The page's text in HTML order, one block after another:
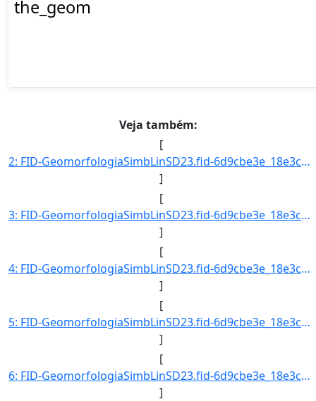
the_geom
Veja também:
[
2: FID-GeomorfologiaSimbLinSD23.fid-6d9cbe3e_18e3cb6078c_-6864-Folha-SD23-Codigo_Grupo_Genese-4-Nome_Gr]
]
[
3: FID-GeomorfologiaSimbLinSD23.fid-6d9cbe3e_18e3cb6078c_-6863-Folha-SD23-Codigo_Grupo_Genese-4-Nome_Gr]
]
[
4: FID-GeomorfologiaSimbLinSD23.fid-6d9cbe3e_18e3cb6078c_-6862-Folha-SD23-Codigo_Grupo_Genese-4-Nome_Gr]
]
[
5: FID-GeomorfologiaSimbLinSD23.fid-6d9cbe3e_18e3cb6078c_-6861-Folha-SD23-Codigo_Grupo_Genese-4-Nome_Gr]
]
[
6: FID-GeomorfologiaSimbLinSD23.fid-6d9cbe3e_18e3cb6078c_-6860-Folha-SD23-Codigo_Grupo_Genese-4-Nome_Gr]
]